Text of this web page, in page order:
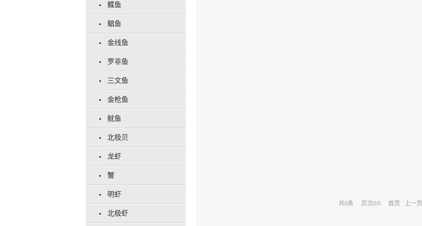
鲽鱼
鲳鱼
金线鱼
罗非鱼
三文鱼
金枪鱼
鱿鱼
北极贝
龙虾
蟹
明虾
北极虾
共0条 页次0/0 首页 上一页